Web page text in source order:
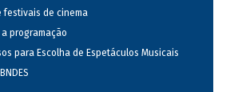
festivais de cinema
a programação
para Escolha de Espetáculos Musicais